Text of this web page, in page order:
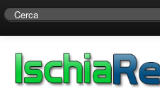
Centro di Ricerche Storiche